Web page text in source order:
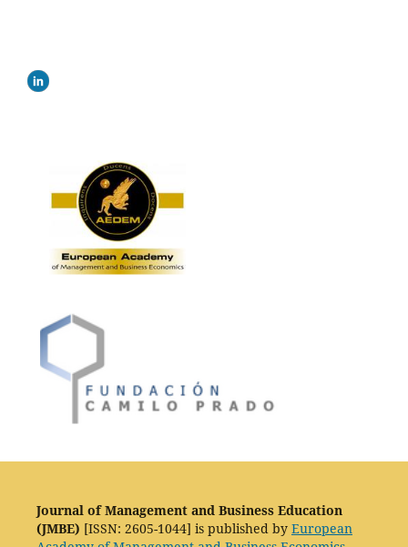
Journal of Management and Business Education
(JMBE) [ISSN: 2605-1044] is published by European